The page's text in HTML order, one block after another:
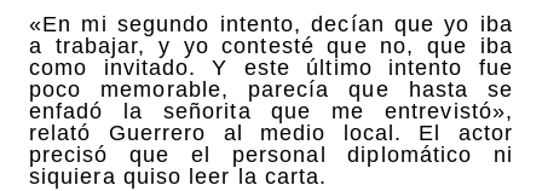
«En mi segundo intento, decían que yo iba
a trabajar, y yo contesté que no, que iba
como invitado. Y este último intento fue
poco memorable, parecía que hasta se
enfadó la señorita que me entrevistó»,
relató Guerrero al medio local. El actor
precisó que el personal diplomático ni
siquiera quiso leer la carta.